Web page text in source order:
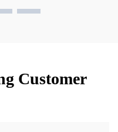
Customer